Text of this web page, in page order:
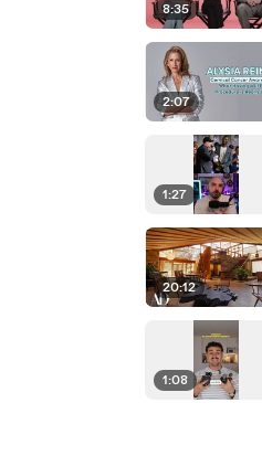
8:35
2:07
1:27
20:12
1:08